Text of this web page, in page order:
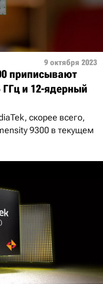
9 октября 2023
приписывают
ГГц и 12-ядерный
скорее всего,
9300 в текущем